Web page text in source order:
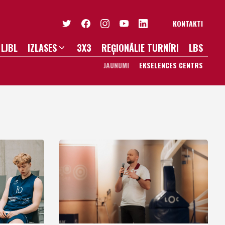
KONTAKTI
LJBL IZLASES
U16
U15
U14
JUNIORES U17
KADETES U16
MEITENES U15
MEITENES U14
3X3 REĢIONĀLIE TURNĪRI LBS
JAUNUMI EKSELENCES CENTRS